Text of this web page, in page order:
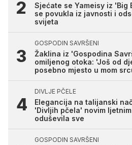
Sjećate se Yameisy iz 'Big
se povukla iz javnosti i
svijeta
GOSPODIN SAVRŠENI
Žaklina iz 'Gospodina
omiljenog otoka: 'Još od
posebno mjesto u mom
DIVLJE PČELE
Elegancija na talijanski
'Divljih pčela' novim
oduševila sve
GOSPODIN SAVRŠENI